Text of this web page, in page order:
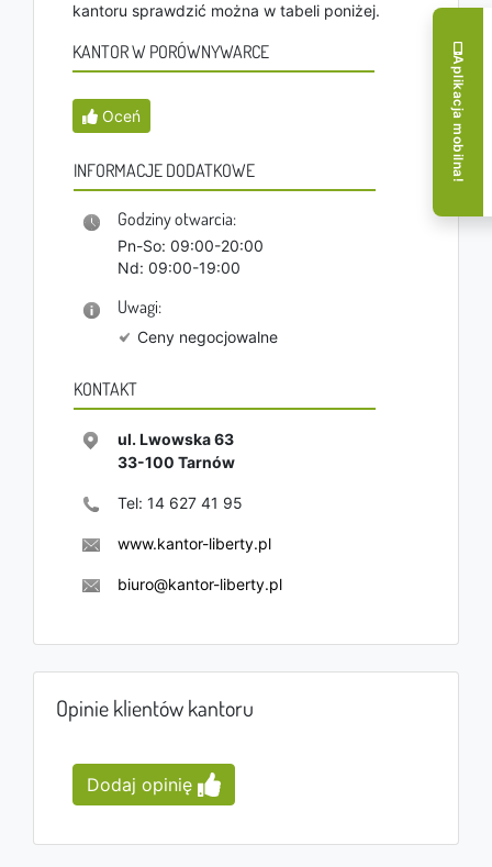
kantoru sprawdzić można w tabeli poniżej.
KANTOR W PORÓWNYWARCE
Oceń
INFORMACJE DODATKOWE
Godziny otwarcia:
Pn-So: 09:00-20:00
Nd: 09:00-19:00
Uwagi:
Ceny negocjowalne
KONTAKT
ul. Lwowska 63
33-100 Tarnów
Tel: 14 627 41 95
www.kantor-liberty.pl
biuro@kantor-liberty.pl
Opinie klientów kantoru
Dodaj opinię
Aplikacja mobilna!